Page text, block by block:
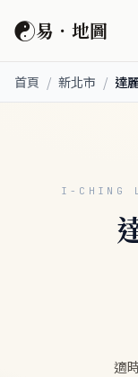
☯易．地圖
首頁 / 新北市 / 達
I-CHING
適